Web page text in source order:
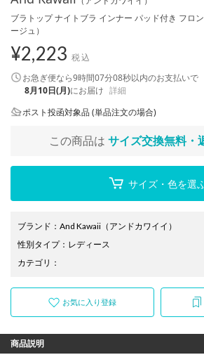
ブラトップ ナイトブラ インナー パッド付き フロ
ージュ）
¥2,223 税込
お急ぎ便なら9時間07分07秒以内のお支払いで
8月10日(月)にお届け 詳細
ポスト投函対象品 (単品注文の場合)
この商品は サイズ交換無料・
サイズ・色を選
ブランド ： And Kawaii （アンドカワイイ）
性別タイプ： レディース
カテゴリ ：
お気に入り登録
商品説明